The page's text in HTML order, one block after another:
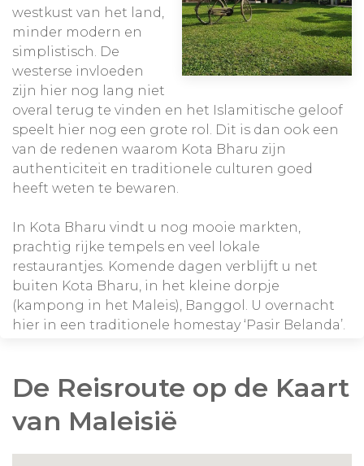
westkust van het land,
minder modern en
simplistisch. De
westerse invloeden
zijn hier nog lang niet
overal terug te vinden en het Islamitische geloof
speelt hier nog een grote rol. Dit is dan ook een
van de redenen waarom Kota Bharu zijn
authenticiteit en traditionele culturen goed
heeft weten te bewaren.
In Kota Bharu vindt u nog mooie markten,
prachtig rijke tempels en veel lokale
restaurantjes. Komende dagen verblijft u net
buiten Kota Bharu, in het kleine dorpje
(kampong in het Maleis), Banggol. U overnacht
hier in een traditionele homestay ‘Pasir Belanda’.
De Reisroute op de Kaart
van Maleisië